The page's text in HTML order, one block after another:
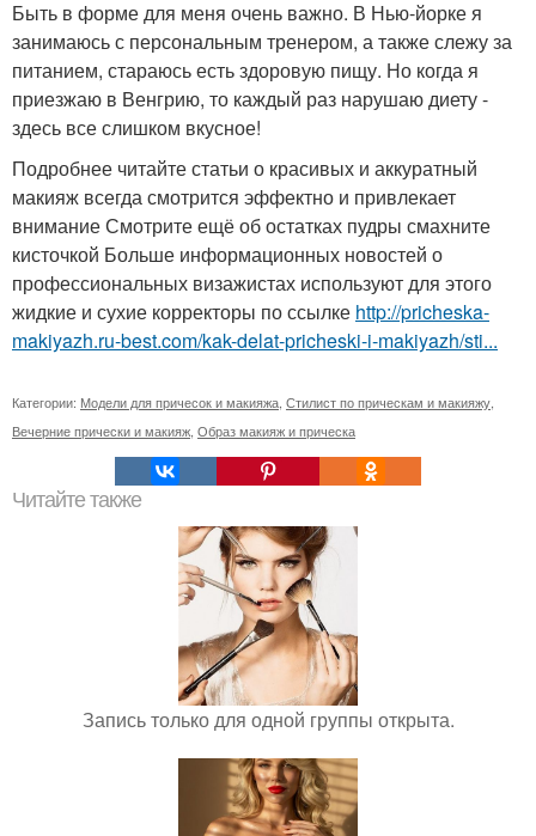
Быть в форме для меня очень важно. В Нью-йорке я
занимаюсь с персональным тренером, а также слежу за
питанием, стараюсь есть здоровую пищу. Но когда я
приезжаю в Венгрию, то каждый раз нарушаю диету -
здесь все слишком вкусное!
Подробнее читайте статьи о красивых и аккуратный
макияж всегда смотрится эффектно и привлекает
внимание Смотрите ещё об остатках пудры смахните
кисточкой Больше информационных новостей о
профессиональных визажистах используют для этого
жидкие и сухие корректоры по ссылке http://pricheska-
makiyazh.ru-best.com/kak-delat-pricheski-i-makiyazh/sti...
Категории: Модели для причесок и макияжа, Стилист по прическам и макияжу,
Вечерние прически и макияж, Образ макияж и прическа
Читайте также
Запись только для одной группы открыта.